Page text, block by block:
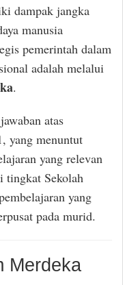
dampak jangka
manusia
pemerintah dalam
adalah melalui
.
atas
yang menuntut
yang relevan
tingkat Sekolah
yang
pada murid.
Merdeka